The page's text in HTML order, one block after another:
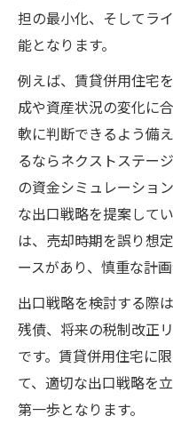
正しく知る
3,000万円控
対策
賃貸併用住宅
りやすく解説
店舗併用住宅
イント
将来の資産運用
堀り
不動産を売る
社が語る資金
賃貸併用住宅
る方法
家賃収入と住
の立て方
担の最小化、そしてラ
能となります。
例えば、賃貸併用住宅
成や資産状況の変化に
軟に判断できるよう備
るならネクストステー
の資金シミュレーショ
な出口戦略を提案して
は、売却時期を誤り想
ースがあり、慎重な計
出口戦略を検討する際
残債、将来の税制改正
です。賃貸併用住宅に
て、適切な出口戦略を
第一歩となります。